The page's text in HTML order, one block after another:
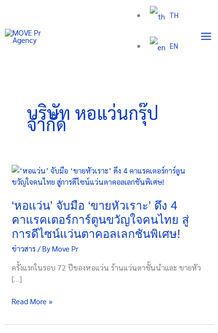
content
TH
EN
บริษัท หอแว่นกรุ๊ป
จำกัด
‘หอแว่น’ จับมือ ‘ขายหัวเราะ’ ดึง 4
คาแรคเตอร์การ์ตูนขวัญใจคนไทย สู่
การดีไซน์แว่นตาคอลเลกชันพิเศษ!
ข่าวสาร/ ByMove Pr
ครั้งแรกในรอบ 72 ปีของหอแว่น ร้านแว่นตาชั้นนำและ ขายหัว
[…]
‘หอ
แว่น’
มือ
‘ขาย
หัวเราะ’
ดึง
4
คาแรคเตอร์
การ์ตูน
ขวัญใจ
ไทย
การ
Read More »